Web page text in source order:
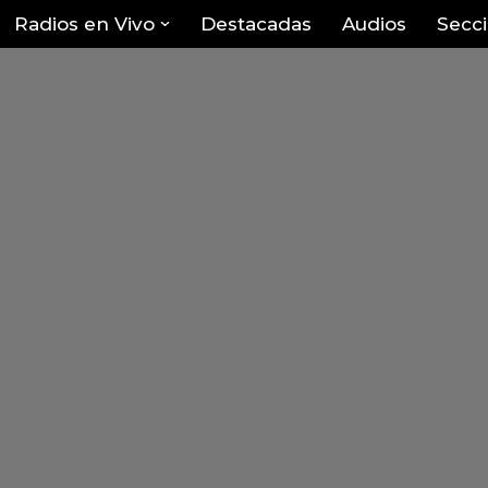
Radios en Vivo Destacadas Audios